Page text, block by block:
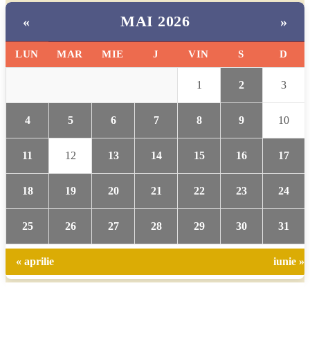
« MAI 2026 »
LUN MAR MIE J VIN S D
1 2 3
4 5 6 7 8 9 10
11 12 13 14 15 16 17
18 19 20 21 22 23 24
25 26 27 28 29 30 31
« aprilie iunie »